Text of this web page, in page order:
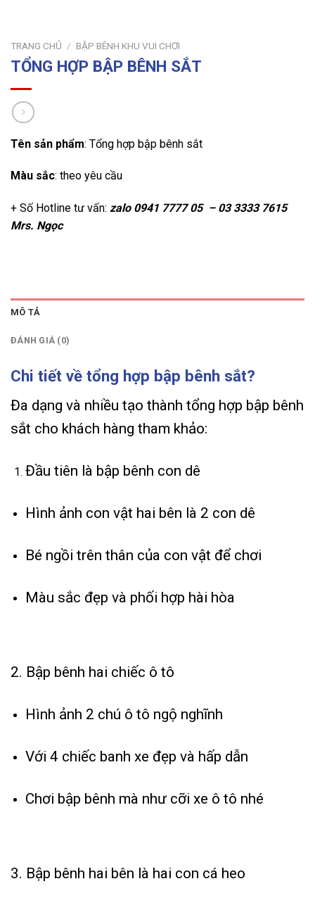
TRANG CHỦ / BẬP BÊNH KHU VUI CHƠI
TỔNG HỢP BẬP BÊNH SẮT
Tên sản phẩm: Tổng hợp bập bênh sắt
Màu sắc: theo yêu cầu
+ Số Hotline tư vấn: zalo 0941 7777 05 – 03 3333 7615
Mrs. Ngọc
MÔ TẢ
ĐÁNH GIÁ (0)
Chi tiết về tổng hợp bập bênh sắt?
Đa dạng và nhiều tạo thành tổng hợp bập bênh
sắt cho khách hàng tham khảo:
Đầu tiên là bập bênh con dê
Hình ảnh con vật hai bên là 2 con dê
Bé ngồi trên thân của con vật để chơi
Màu sắc đẹp và phối hợp hài hòa
2. Bập bênh hai chiếc ô tô
Hình ảnh 2 chú ô tô ngộ nghĩnh
Với 4 chiếc banh xe đẹp và hấp dẫn
Chơi bập bênh mà như cỡi xe ô tô nhé
3. Bập bênh hai bên là hai con cá heo